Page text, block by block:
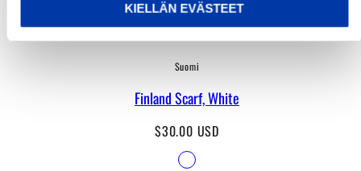
KIELLÄN EVÄSTEET
Suomi
Finland Scarf, White
Regular
$30.00 USD
Available
White